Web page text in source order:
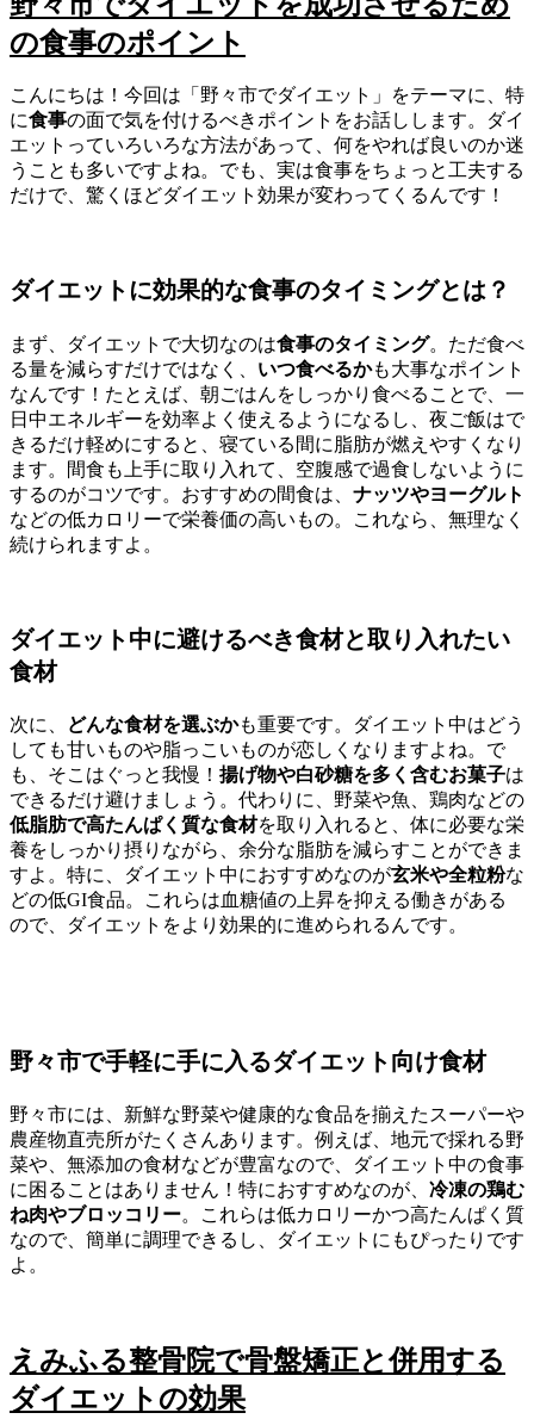
の食事のポイント
こんにちは！今回は「野々市でダイエット」をテーマに、特
に食事の面で気を付けるべきポイントをお話しします。ダイ
エットっていろいろな方法があって、何をやれば良いのか迷
うことも多いですよね。でも、実は食事をちょっと工夫する
だけで、驚くほどダイエット効果が変わってくるんです！
ダイエットに効果的な食事のタイミングとは？
まず、ダイエットで大切なのは食事のタイミング。ただ食べ
る量を減らすだけではなく、 いつ食べるかも大事なポイント
なんです！たとえば、朝ごはんをしっかり食べることで、一
日中エネルギーを効率よく使えるようになるし、夜ご飯はで
きるだけ軽めにすると、寝ている間に脂肪が燃えやすくなり
ます。間食も上手に取り入れて、空腹感で過食しないように
するのがコツです。おすすめの間食は、 ナッツやヨーグルト
などの低カロリーで栄養価の高いもの。これなら、無理なく
続けられますよ。
ダイエット中に避けるべき食材と取り入れたい
食材
次に、 どんな食材を選ぶかも重要です。ダイエット中はどう
しても甘いものや脂っこいものが恋しくなりますよね。で
も、そこはぐっと我慢！ 揚げ物や白砂糖を多く含むお菓子は
できるだけ避けましょう。代わりに、野菜や魚、鶏肉などの
低脂肪で高たんぱく質な食材を取り入れると、体に必要な栄
養をしっかり摂りながら、余分な脂肪を減らすことができま
すよ。特に、ダイエット中におすすめなのが玄米や全粒粉な
どの低GI食品。これらは血糖値の上昇を抑える働きがある
ので、ダイエットをより効果的に進められるんです。
野々市で手軽に手に入るダイエット向け食材
野々市には、新鮮な野菜や健康的な食品を揃えたスーパーや
農産物直売所がたくさんあります。例えば、地元で採れる野
菜や、無添加の食材などが豊富なので、ダイエット中の食事
に困ることはありません！特におすすめなのが、 冷凍の鶏む
ね肉やブロッコリー。これらは低カロリーかつ高たんぱく質
なので、簡単に調理できるし、ダイエットにもぴったりです
よ。
えみふる整骨院で骨盤矯正と併用する
ダイエットの効果